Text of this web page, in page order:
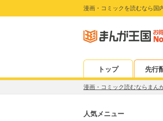
漫画・コミックを読むなら国
トップ 先行
漫画・コミック読むならまん
人気メニュー